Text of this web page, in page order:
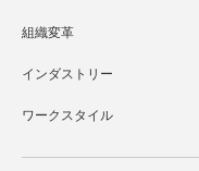
組織変革
インダストリー
ワークスタイル